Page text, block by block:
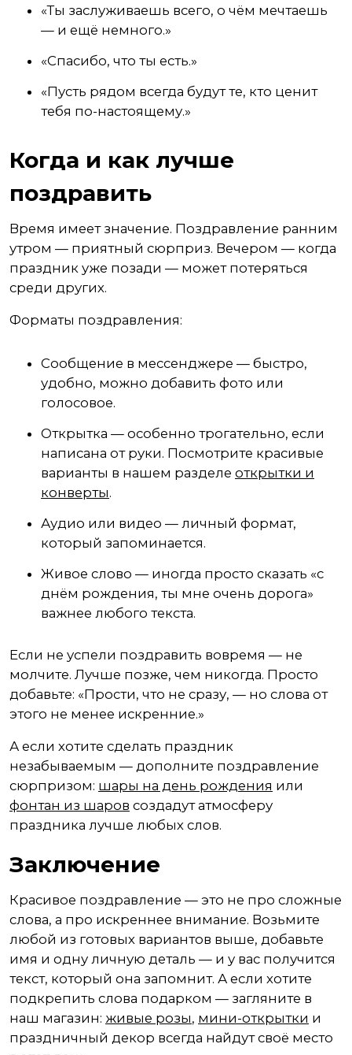
«Ты заслуживаешь всего, о чём мечтаешь
— и ещё немного.»
«Спасибо, что ты есть.»
«Пусть рядом всегда будут те, кто ценит
тебя по-настоящему.»
Когда и как лучше
поздравить
Время имеет значение. Поздравление ранним
утром — приятный сюрприз. Вечером — когда
праздник уже позади — может потеряться
среди других.
Форматы поздравления:
Сообщение в мессенджере — быстро,
удобно, можно добавить фото или
голосовое.
Открытка — особенно трогательно, если
написана от руки. Посмотрите красивые
варианты в нашем разделе открытки и
конверты.
Аудио или видео — личный формат,
который запоминается.
Живое слово — иногда просто сказать «с
днём рождения, ты мне очень дорога»
важнее любого текста.
Если не успели поздравить вовремя — не
молчите. Лучше позже, чем никогда. Просто
добавьте: «Прости, что не сразу, — но слова от
этого не менее искренние.»
А если хотите сделать праздник
незабываемым — дополните поздравление
сюрпризом: шары на день рождения или
фонтан из шаров создадут атмосферу
праздника лучше любых слов.
Заключение
Красивое поздравление — это не про сложные
слова, а про искреннее внимание. Возьмите
любой из готовых вариантов выше, добавьте
имя и одну личную деталь — и у вас получится
текст, который она запомнит. А если хотите
подкрепить слова подарком — загляните в
наш магазин: живые розы, мини-открытки и
праздничный декор всегда найдут своё место